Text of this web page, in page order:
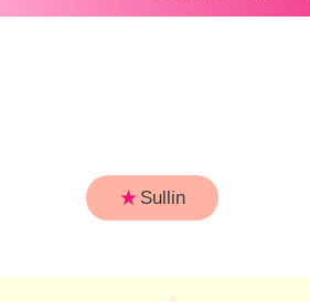
★ Sullin